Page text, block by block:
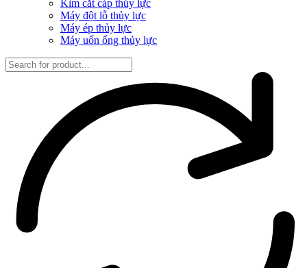
Kìm cắt cáp thủy lực
Máy đột lỗ thủy lực
Máy ép thủy lực
Máy uốn ống thủy lực